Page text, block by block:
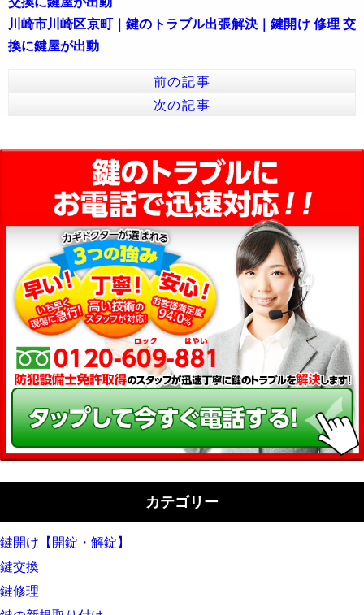
川崎市川崎区京町｜鍵のトラブル出張解決｜鍵開け 修理 交
換に鍵屋が出動
前の記事
次の記事
カテゴリー
鍵開け【開錠・解錠】
鍵交換
鍵修理